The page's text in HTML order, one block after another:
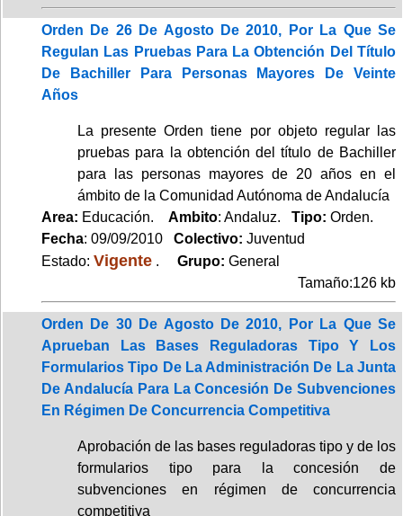
Orden De 26 De Agosto De 2010, Por La Que Se
Regulan Las Pruebas Para La Obtención Del Título
De Bachiller Para Personas Mayores De Veinte
Años
La presente Orden tiene por objeto regular las
pruebas para la obtención del título de Bachiller
para las personas mayores de 20 años en el
ámbito de la Comunidad Autónoma de Andalucía
Area: Educación. Ambito: Andaluz. Tipo: Orden.
Fecha: 09/09/2010 Colectivo: Juventud
Estado: Vigente . Grupo: General
Tamaño:126 kb
Orden De 30 De Agosto De 2010, Por La Que Se
Aprueban Las Bases Reguladoras Tipo Y Los
Formularios Tipo De La Administración De La Junta
De Andalucía Para La Concesión De Subvenciones
En Régimen De Concurrencia Competitiva
Aprobación de las bases reguladoras tipo y de los
formularios tipo para la concesión de
subvenciones en régimen de concurrencia
competitiva